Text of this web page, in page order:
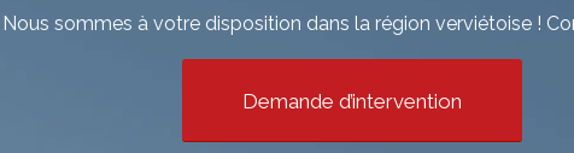
Nous sommes à votre disposition dans la région verviétoise !
Demande d’intervention